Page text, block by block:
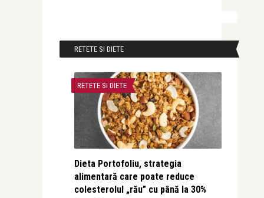
RETETE SI DIETE
RETETE SI DIETE
Dieta Portofoliu, strategia
alimentară care poate reduce
colesterolul „rău” cu până la 30%